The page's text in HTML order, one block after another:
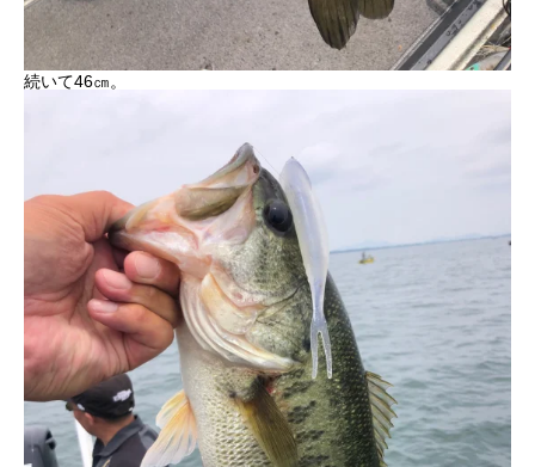
続いて46㎝。